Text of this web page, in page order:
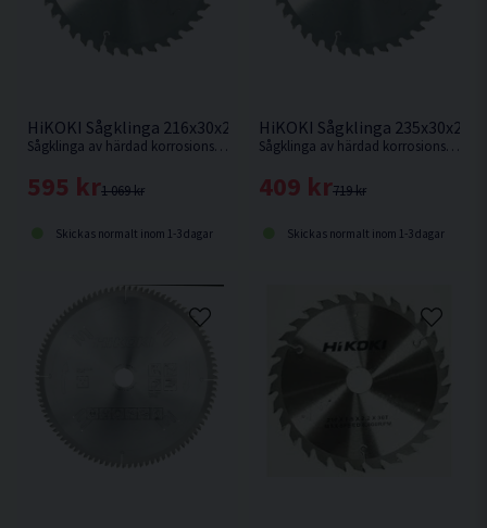
HiKOKI Sågklinga 216x30x2,3mm 60T
Sågklinga av härdad korrosionsbeständigt stål för mycket fin sågning i hårt och mjukt trä.
1 069 kr
595 kr
Skickas normalt inom 1-3 dagar
HiKOKI Sågklinga
Sågklinga av härdad korrosionsbeständigt stål för kapning i hårt och mjukt trä.
719 kr
409 kr
Skickas normalt inom 1-3 dagar